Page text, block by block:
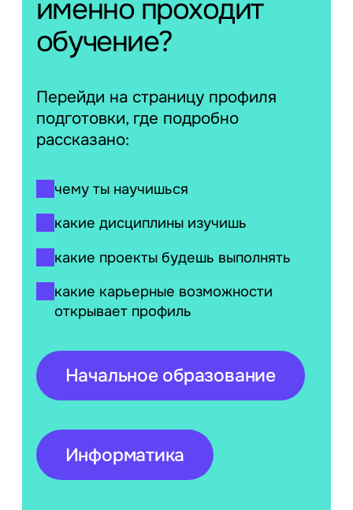
именно проходит
обучение?
Перейди на страницу профиля
подготовки, где подробно
рассказано:
чему ты научишься
какие дисциплины изучишь
какие проекты будешь выполнять
какие карьерные возможности
открывает профиль
Начальное образование
Информатика